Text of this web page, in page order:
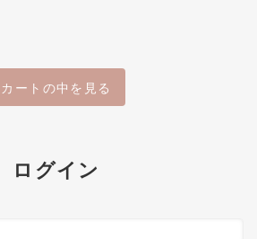
カートの中を見る
ログイン